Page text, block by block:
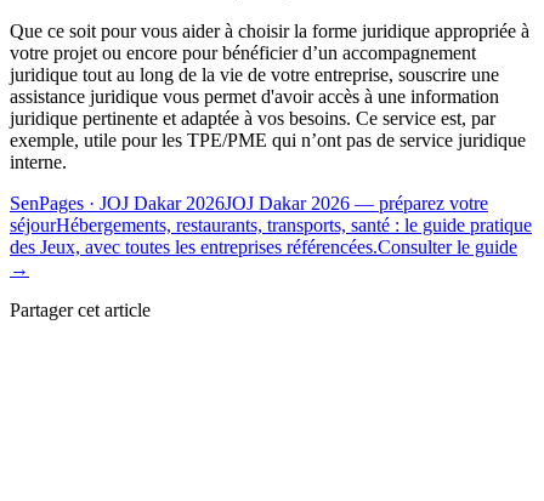
Que ce soit pour vous aider à choisir la forme juridique appropriée à
votre projet ou encore pour bénéficier d’un accompagnement
juridique tout au long de la vie de votre entreprise, souscrire une
assistance juridique vous permet d'avoir accès à une information
juridique pertinente et adaptée à vos besoins. Ce service est, par
exemple, utile pour les TPE/PME qui n’ont pas de service juridique
interne.
SenPages · JOJ Dakar 2026JOJ Dakar 2026 — préparez votre
séjourHébergements, restaurants, transports, santé : le guide pratique
des Jeux, avec toutes les entreprises référencées.Consulter le guide
→
Partager cet article